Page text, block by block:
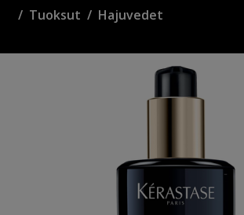
Tuoksut Hajuvedet